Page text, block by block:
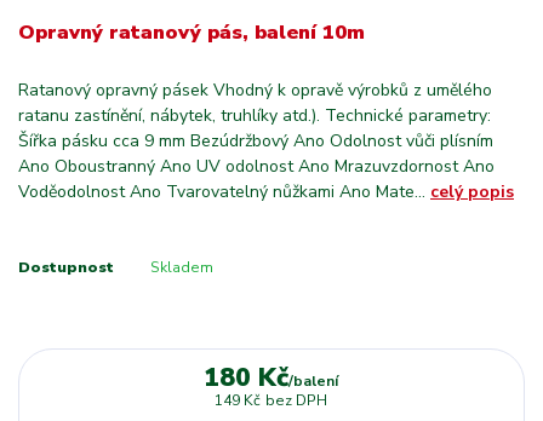
Opravný ratanový pás, balení 10m
Ratanový opravný pásek Vhodný k opravě výrobků z umělého
ratanu zastínění, nábytek, truhlíky atd.). Technické parametry:
Šířka pásku cca 9 mm Bezúdržbový Ano Odolnost vůči plísním
Ano Oboustranný Ano UV odolnost Ano Mrazuvzdornost Ano
Voděodolnost Ano Tvarovatelný nůžkami Ano Mate... celý popis
Dostupnost Skladem
180 Kč/balení
149 Kč bez DPH